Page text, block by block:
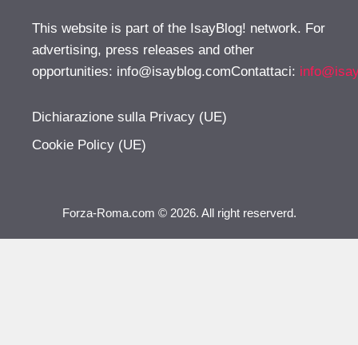
This website is part of the IsayBlog! network. For
advertising, press releases and other
opportunities: info@isayblog.comContattaci:
Dichiarazione sulla Privacy (UE)
Cookie Policy (UE)
Forza-Roma.com © 2026. All right reserverd.